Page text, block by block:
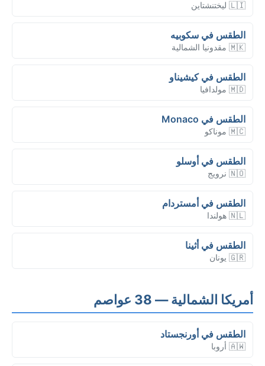
🇱🇮 ليختنشتاين
الطقس في سكوبيه
🇲🇰 مقدونيا الشمالية
الطقس في كيشيناو
🇲🇩 مولدافيا
الطقس في Monaco
🇲🇨 موناكو
الطقس في أوسلو
🇳🇴 نرويج
الطقس في أمستردام
🇳🇱 هولندا
الطقس في أثينا
🇬🇷 يونان
أمريكا الشمالية — 38 عواصم
الطقس في أورنجستاد
🇦🇼 أروبا